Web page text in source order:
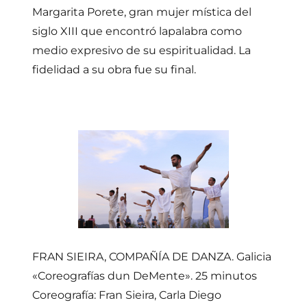
Margarita Porete, gran mujer mística del
siglo XIII que encontró lapalabra como
medio expresivo de su espiritualidad. La
fidelidad a su obra fue su final.
FRAN SIEIRA, COMPAÑÍA DE DANZA. Galicia
«Coreografías dun DeMente». 25 minutos
Coreografía: Fran Sieira, Carla Diego